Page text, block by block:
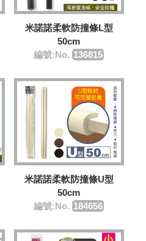
米諾諾柔軟防撞條L型
50cm
編號:No. 136815
米諾諾柔軟防撞條U型
50cm
編號:No. 184656